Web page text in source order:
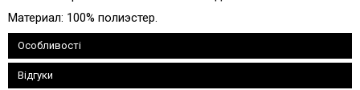
Материал: 100% полиэстер.
Особливості
Відгуки